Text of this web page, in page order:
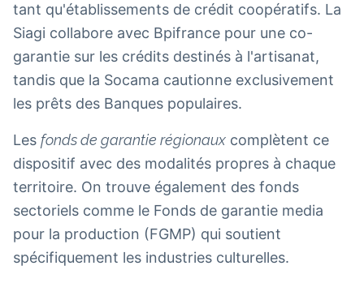
tant qu'établissements de crédit coopératifs. La
Siagi collabore avec Bpifrance pour une co-
garantie sur les crédits destinés à l'artisanat,
tandis que la Socama cautionne exclusivement
les prêts des Banques populaires.
Les fonds de garantie régionaux complètent ce
dispositif avec des modalités propres à chaque
territoire. On trouve également des fonds
sectoriels comme le Fonds de garantie media
pour la production (FGMP) qui soutient
spécifiquement les industries culturelles.